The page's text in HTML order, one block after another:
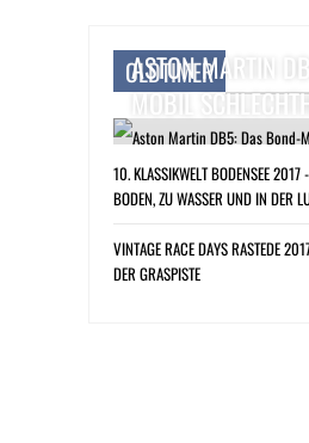
OLDTIMER
ASTON MARTIN
MOBIL
10. KLASSIKWELT BODENSEE
BODEN, ZU WASSER UND IN DER
VINTAGE RACE DAYS RASTEDE
DER GRASPISTE